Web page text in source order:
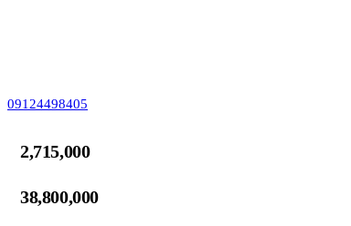
09124498405
2,715,000
38,800,000